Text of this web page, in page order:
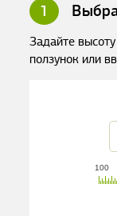
1
Задайте
ползунок или
100